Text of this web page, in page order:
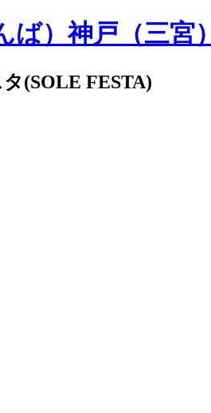
ば）神戸（三
(SOLE FESTA)